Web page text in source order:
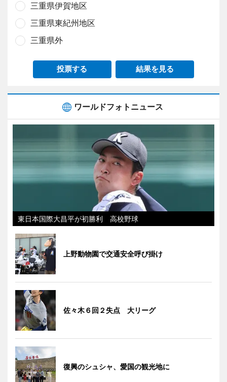
三重県伊賀地区
三重県東紀州地区
三重県外
投票する 結果を見る
ワールドフォトニュース
東日本国際大昌平が初勝利 高校野球
上野動物園で交通安全呼び掛け
佐々木６回２失点 大リーグ
復興のシュシャ、愛国の観光地に